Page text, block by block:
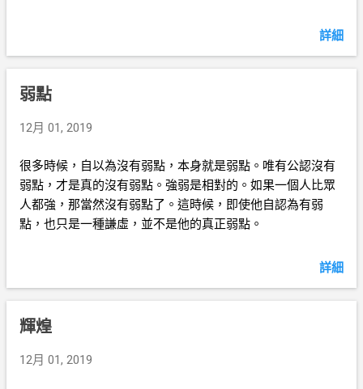
詳細
弱點
12月 01, 2019
很多時候，自以為沒有弱點，本身就是弱點。唯有公認沒有
弱點，才是真的沒有弱點。強弱是相對的。如果一個人比眾
人都強，那當然沒有弱點了。這時候，即使他自認為有弱
點，也只是一種謙虛，並不是他的真正弱點。
詳細
輝煌
12月 01, 2019